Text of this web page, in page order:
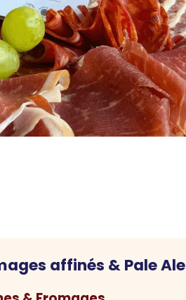
affinés & Pale Ale